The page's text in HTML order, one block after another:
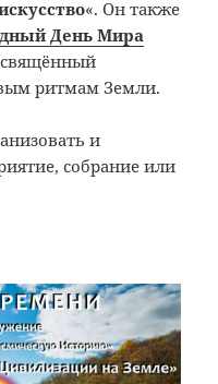
«. Он также
День Мира
ритмам Земли.
и
собрание или